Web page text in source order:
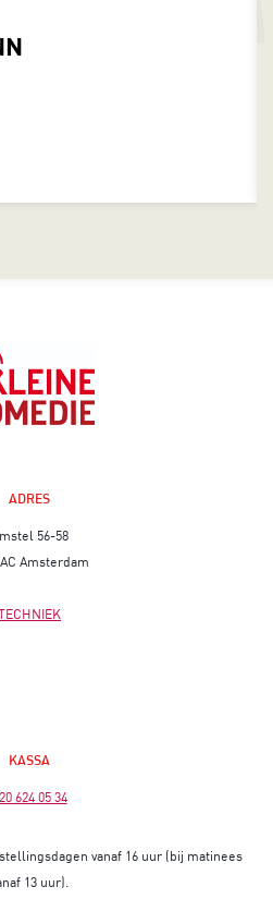
ADRES
56-58
AC Amsterdam
KASSA
624 05 34
vanaf 16 uur (bij matinees
13 uur).